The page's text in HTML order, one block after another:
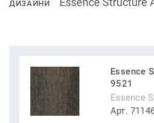
ДИЗАЙНИ
Essence
9521
Essence
Арт.